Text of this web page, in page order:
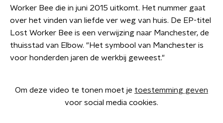
Worker Bee die in juni 2015 uitkomt. Het nummer gaat
over het vinden van liefde ver weg van huis. De EP-titel
Lost Worker Bee is een verwijzing naar Manchester, de
thuisstad van Elbow. "Het symbool van Manchester is
voor honderden jaren de werkbij geweest."
Om deze video te tonen moet je toestemming geven
voor social media cookies.